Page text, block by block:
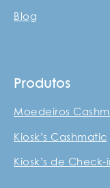
Blog
Produtos
Moedeiros
Kiosk’s Cashmatic
Kiosk’s de